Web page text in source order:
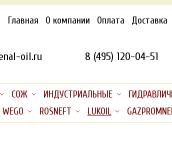
Главная О компании Оплата Доставка
oil.ru 8 (495) 120-04-51
СОЖ ИНДУСТРИАЛЬНЫЕ
WEGO ROSNEFT LUKOIL